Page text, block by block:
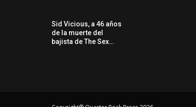
Sid Vicious, a 46 años
de la muerte del
bajista de The Sex…